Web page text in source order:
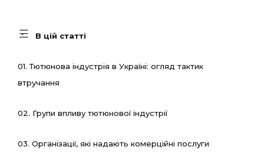
В цій статті
01. Тютюнова індустрія в Україні: огляд тактик
втручання
02. Групи впливу тютюнової індустрії
03. Організації, які надають комерційні послуги